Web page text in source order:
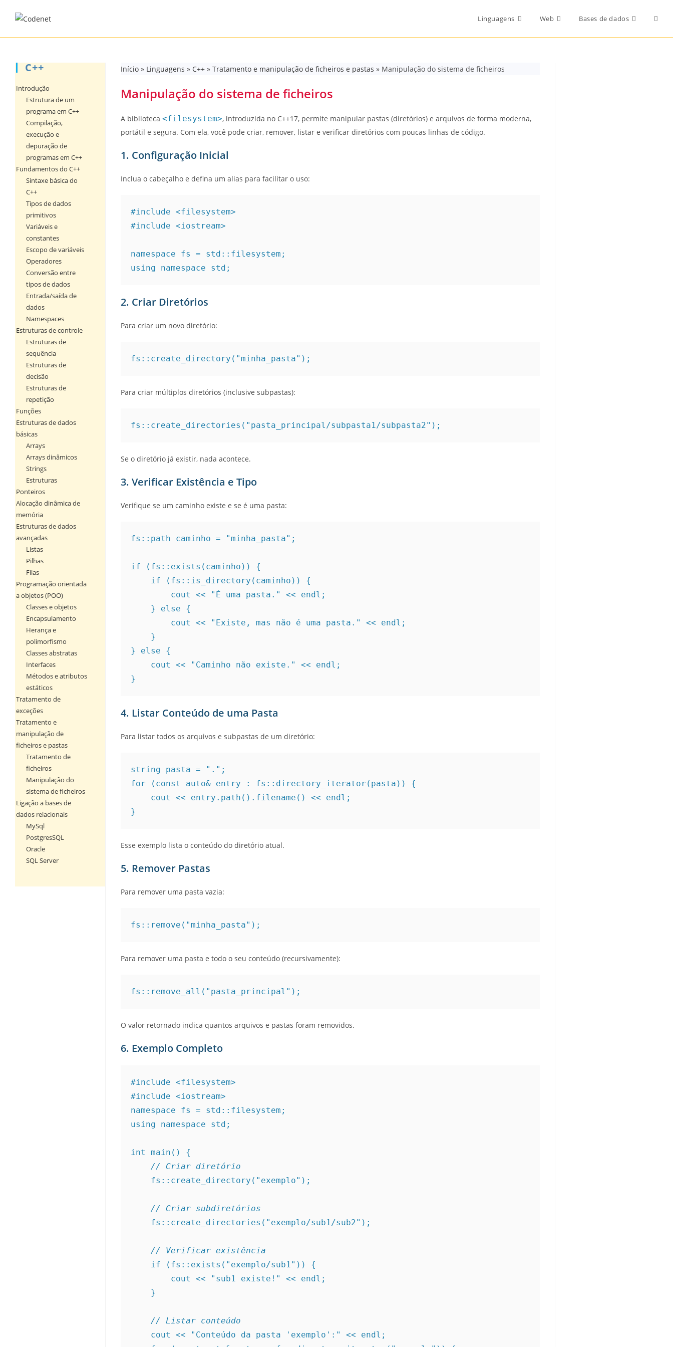
Linguagens Web Bases de dados
Início» Linguagens » C++» Tratamento e manipulação de ficheiros e pastas » Manipulação do sistema de ficheiros
Manipulação do sistema de ficheiros
A biblioteca <filesystem>, introduzida no C++17, permite manipular pastas (diretórios) e arquivos de forma moderna,
portátil e segura. Com ela, você pode criar, remover, listar e verificar diretórios com poucas linhas de código.
1. Configuração Inicial
Inclua o cabeçalho e defina um alias para facilitar o uso:
#include <filesystem>
#include <iostream>
namespace fs = std::filesystem;
using namespace std;
2. Criar Diretórios
Para criar um novo diretório:
fs::create_directory("minha_pasta");
Para criar múltiplos diretórios (inclusive subpastas):
fs::create_directories("pasta_principal/subpasta1/subpasta2");
Se o diretório já existir, nada acontece.
3. Verificar Existência e Tipo
Verifique se um caminho existe e se é uma pasta:
fs::path caminho = "minha_pasta";
if (fs::exists(caminho)) {
    if (fs::is_directory(caminho)) {
        cout << "É uma pasta." << endl;
    } else {
        cout << "Existe, mas não é uma pasta." << endl;
    }
} else {
    cout << "Caminho não existe." << endl;
}
4. Listar Conteúdo de uma Pasta
Para listar todos os arquivos e subpastas de um diretório:
string pasta = ".";
for (const auto& entry : fs::directory_iterator(pasta)) {
    cout << entry.path().filename() << endl;
}
Esse exemplo lista o conteúdo do diretório atual.
5. Remover Pastas
Para remover uma pasta vazia:
fs::remove("minha_pasta");
Para remover uma pasta e todo o seu conteúdo (recursivamente):
fs::remove_all("pasta_principal");
O valor retornado indica quantos arquivos e pastas foram removidos.
6. Exemplo Completo
#include <filesystem>
#include <iostream>
namespace fs = std::filesystem;
using namespace std;
int main() {
// Criar diretório
    fs::create_directory("exemplo");
// Criar subdiretórios
    fs::create_directories("exemplo/sub1/sub2");
// Verificar existência
    if (fs::exists("exemplo/sub1")) {
        cout << "sub1 existe!" << endl;
    }
// Listar conteúdo
    cout << "Conteúdo da pasta 'exemplo':" << endl;
C++
Introdução
Estrutura de um
programa em C++
Compilação,
execução e
depuração de
programas em C++
Fundamentos do C++
Sintaxe básica do
C++
Tipos de dados
primitivos
Variáveis e
constantes
Escopo de variáveis
Operadores
Conversão entre
tipos de dados
Entrada/saída de
dados
Namespaces
Estruturas de controle
Estruturas de
sequência
Estruturas de
decisão
Estruturas de
repetição
Funções
Estruturas de dados
básicas
Arrays
Arrays dinâmicos
Strings
Estruturas
Ponteiros
Alocação dinâmica de
memória
Estruturas de dados
avançadas
Listas
Pilhas
Filas
Programação orientada
a objetos (POO)
Classes e objetos
Encapsulamento
Herança e
polimorfismo
Classes abstratas
Interfaces
Métodos e atributos
estáticos
Tratamento de
exceções
Tratamento e
manipulação de
ficheiros e pastas
Tratamento de
ficheiros
Manipulação do
sistema de ficheiros
Ligação a bases de
dados relacionais
MySql
PostgresSQL
Oracle
SQL Server